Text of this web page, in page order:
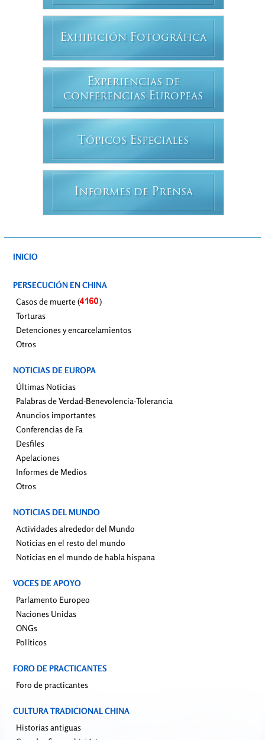
EXHIBICIÓN FOTOGRÁFICA
EXPERIENCIAS DE
CONFERENCIAS EUROPEAS
TÓPICOS ESPECIALES
INFORMES DE PRENSA
INICIO
PERSECUCIÓN EN CHINA
Casos de muerte (
)
Torturas
Detenciones y encarcelamientos
Otros
NOTICIAS DE EUROPA
Últimas Noticias
Palabras de Verdad-Benevolencia-Tolerancia
Anuncios importantes
Conferencias de Fa
Desfiles
Apelaciones
Informes de Medios
Otros
NOTICIAS DEL MUNDO
Actividades alrededor del Mundo
Noticias en el resto del mundo
Noticias en el mundo de habla hispana
VOCES DE APOYO
Parlamento Europeo
Naciones Unidas
ONGs
Políticos
FORO DE PRACTICANTES
Foro de practicantes
CULTURA TRADICIONAL CHINA
Historias antiguas